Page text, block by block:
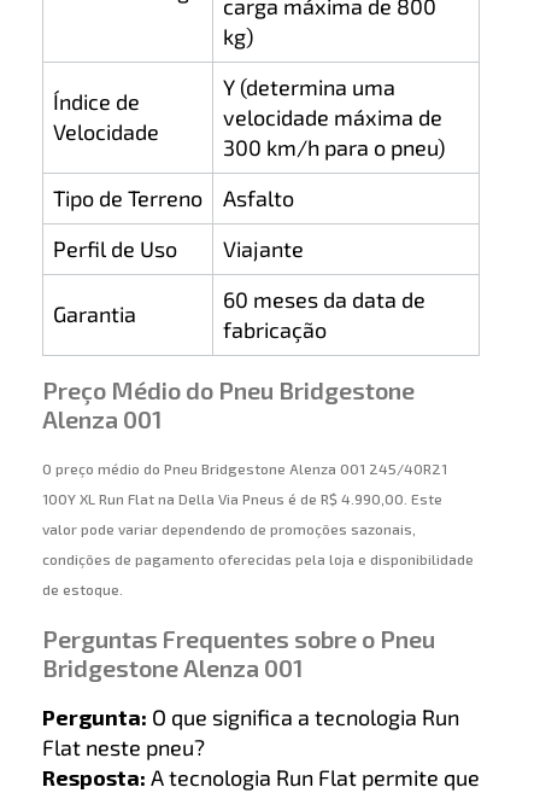
carga máxima de 800
kg)
Índice de
Velocidade
Y (determina uma
velocidade máxima de
300 km/h para o pneu)
Tipo de Terreno
Asfalto
Perfil de Uso
Viajante
Garantia
60 meses da data de
fabricação
Preço Médio do Pneu Bridgestone
Alenza 001
O preço médio do Pneu Bridgestone Alenza 001 245/40R21
100Y XL Run Flat na Della Via Pneus é de R$ 4.990,00. Este
valor pode variar dependendo de promoções sazonais,
condições de pagamento oferecidas pela loja e disponibilidade
de estoque.
Perguntas Frequentes sobre o Pneu
Bridgestone Alenza 001
Pergunta: O que significa a tecnologia Run
Flat neste pneu?
Resposta: A tecnologia Run Flat permite que